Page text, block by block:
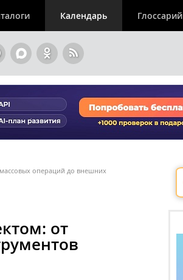
Календарь Глоссарий
операций до внешних
от